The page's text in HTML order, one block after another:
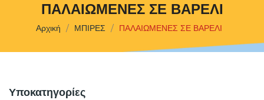
ΠΑΛΑΙΩΜΕΝΕΣ ΣΕ ΒΑΡΕΛΙ
Αρχική ΜΠΙΡΕΣ ΠΑΛΑΙΩΜΕΝΕΣ ΣΕ ΒΑΡΕΛΙ
Υποκατηγορίες